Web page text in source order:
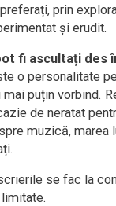
prin
și erudit.
fi ascultați des
o personalitate
puțin vorbind.
de neratat
muzică, marea
se fac la